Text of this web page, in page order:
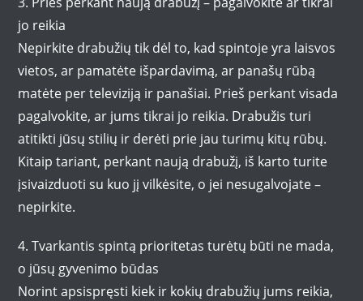
jo reikia
Nepirkite drabužių tik dėl to, kad spintoje yra laisvos
vietos, ar pamatėte išpardavimą, ar panašų rūbą
matėte per televiziją ir panašiai. Prieš perkant visada
pagalvokite, ar jums tikrai jo reikia. Drabužis turi
atitikti jūsų stilių ir derėti prie jau turimų kitų rūbų.
Kitaip tariant, perkant naują drabužį, iš karto turite
įsivaizduoti su kuo jį vilkėsite, o jei nesugalvojate –
nepirkite.
4. Tvarkantis spintą prioritetas turėtų būti ne mada,
o jūsų gyvenimo būdas
Norint apsispręsti kiek ir kokių drabužių jums reikia,